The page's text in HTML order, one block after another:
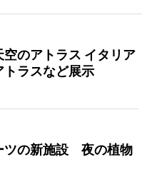
空のアトラス イタリア
ラスなど展示
ツの新施設 夜の植物